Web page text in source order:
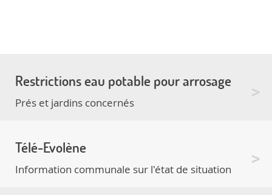
Restrictions eau potable pour arrosage
Prés et jardins concernés
Télé-Evolène
Information communale sur l'état de situation